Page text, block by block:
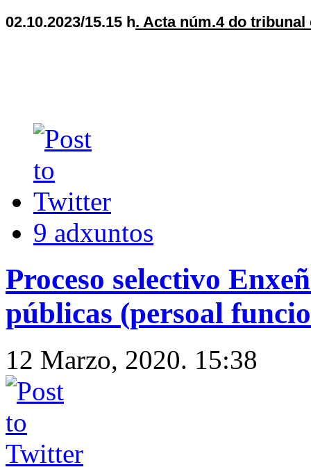
02.10.2023/15.15 h. Acta núm.4 do
9 adxuntos
Proceso selectivo
públicas (persoal
12 Marzo, 2020. 15:38